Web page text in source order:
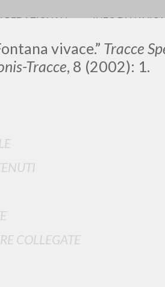
vivace.” Tracce
Tracce, 8 (2002): 1.
COLLEGATE
REDAZIONALI INFO DI